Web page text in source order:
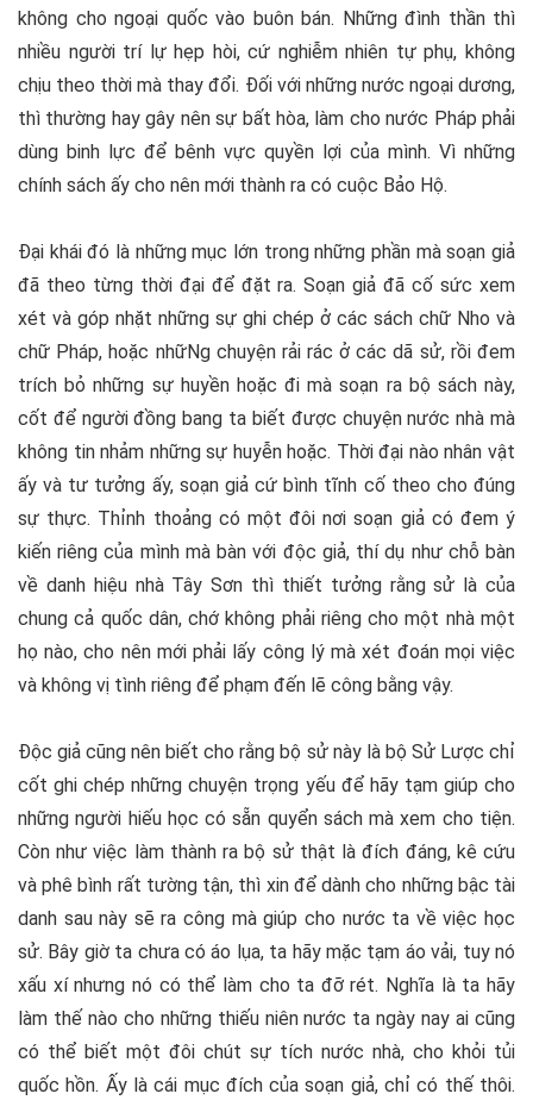
không cho ngoại quốc vào buôn bán. Những đình thần thì
nhiều người trí lự hẹp hòi, cứ nghiễm nhiên tự phụ, không
chịu theo thời mà thay đổi. Đối với những nước ngoại dương,
thì thường hay gây nên sự bất hòa, làm cho nước Pháp phải
dùng binh lực để bênh vực quyền lợi của mình. Vì những
chính sách ấy cho nên mới thành ra có cuộc Bảo Hộ.
Đại khái đó là những mục lớn trong những phần mà soạn giả
đã theo từng thời đại để đặt ra. Soạn giả đã cố sức xem
xét và góp nhặt những sự ghi chép ở các sách chữ Nho và
chữ Pháp, hoặc nhữNg chuyện rải rác ở các dã sử, rồi đem
trích bỏ những sự huyền hoặc đi mà soạn ra bộ sách này,
cốt để người đồng bang ta biết được chuyện nước nhà mà
không tin nhảm những sự huyễn hoặc. Thời đại nào nhân vật
ấy và tư tưởng ấy, soạn giả cứ bình tĩnh cố theo cho đúng
sự thực. Thỉnh thoảng có một đôi nơi soạn giả có đem ý
kiến riêng của mình mà bàn với độc giả, thí dụ như chỗ bàn
về danh hiệu nhà Tây Sơn thì thiết tưởng rằng sử là của
chung cả quốc dân, chớ không phải riêng cho một nhà một
họ nào, cho nên mới phải lấy công lý mà xét đoán mọi việc
và không vị tình riêng để phạm đến lẽ công bằng vậy.
Độc giả cũng nên biết cho rằng bộ sử này là bộ Sử Lược chỉ
cốt ghi chép những chuyện trọng yếu để hãy tạm giúp cho
những người hiếu học có sẵn quyển sách mà xem cho tiện.
Còn như việc làm thành ra bộ sử thật là đích đáng, kê cứu
và phê bình rất tường tận, thì xin để dành cho những bậc tài
danh sau này sẽ ra công mà giúp cho nước ta về việc học
sử. Bây giờ ta chưa có áo lụa, ta hãy mặc tạm áo vải, tuy nó
xấu xí nhưng nó có thể làm cho ta đỡ rét. Nghĩa là ta hãy
làm thế nào cho những thiếu niên nước ta ngày nay ai cũng
có thể biết một đôi chút sự tích nước nhà, cho khỏi tủi
quốc hồn. Ấy là cái mục đích của soạn giả, chỉ có thế thôi.